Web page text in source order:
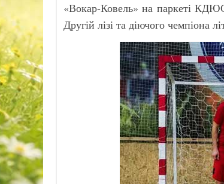
«Вокар-Ковель» на паркеті
Другій лізі та діючого чемпіона